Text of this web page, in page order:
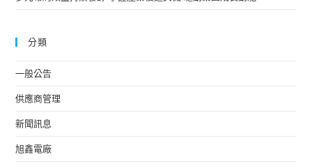
分類
一般公告
供應商管理
新聞訊息
旭鑫電廠